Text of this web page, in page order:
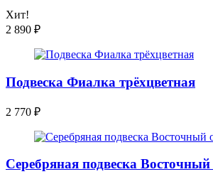
Хит!
2 890 ₽
Подвеска Фиалка трёхцветная
2 770 ₽
Серебряная подвеска Восточный